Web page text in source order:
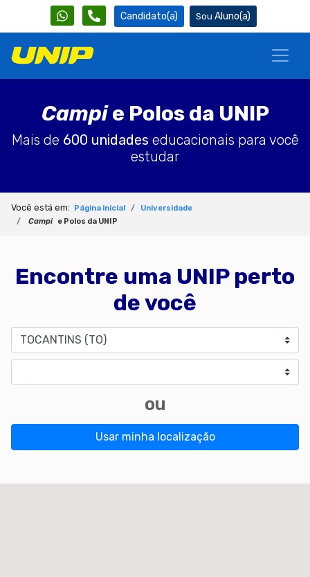
Candidato(a) Aluno(a)
Campie Polos da UNIP
Mais de 600 unidades educacionais para você
estudar
Você está em: Página inicial
Universidade
Campi
e Polos da UNIP
Encontre uma UNIP perto
de você
Estado
ou
Usar minha localização